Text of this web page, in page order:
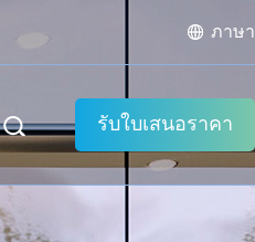
ภาษา
รับใบเสนอราคา